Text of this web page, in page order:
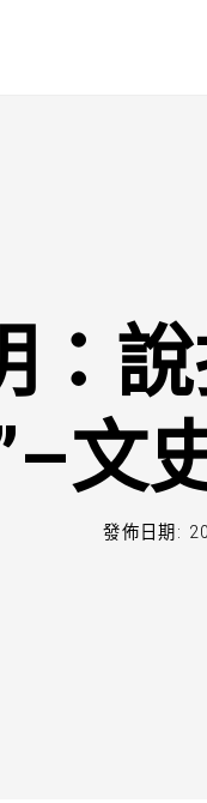
：
文
發佈日期: